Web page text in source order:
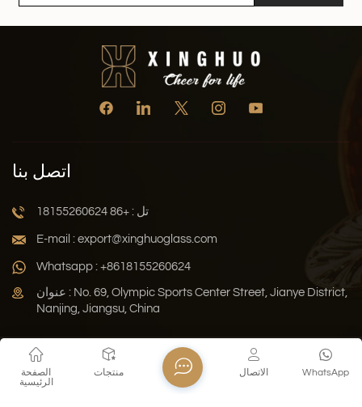
اتصل بنا
تل : +86 18155260624
E-mail : export@xinghuoglass.com
Whatsapp : +8618155260624
عنوان : No. 69, Olympic Sports Center Street, Jianye District,
Nanjing, Jiangsu, China
Xml سياسة الخصوصية المدونة
خريطة الموقع
حقوق النشر © 2026 Jiangsu Xinghuo Technology Co., Ltd. جميع
الصفحة
الرئيسية
منتجات WhatsApp الاتصال